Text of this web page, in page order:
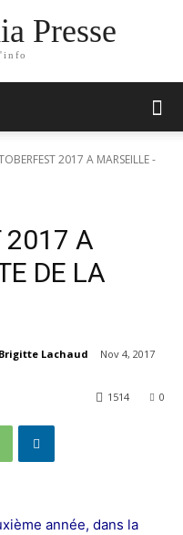
Presse
2017 A MARSEILLE -
2017 A
DE LA
Lachaud Nov 4, 2017
0
1514
année, dans la